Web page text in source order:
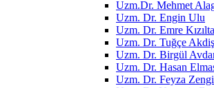
Uzm.Dr. Mehmet
Uzm. Dr. Engin Ulu
Uzm. Dr. Emre
Uzm. Dr. Tuğçe Akdiş
Uzm. Dr. Birgül
Uzm. Dr. Hasan
Uzm. Dr. Feyza